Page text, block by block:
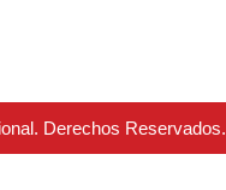
Derechos Reservados.